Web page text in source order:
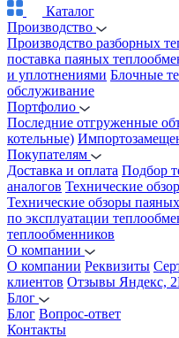
Каталог
Производство
Производство разборных
поставка паяных
и уплотнениями Блочные
обслуживание
Портфолио
Последние отгруженные
котельные)
Покупателям
Доставка и оплата Подбор
аналогов Технические
Технические обзоры
по эксплуатации
теплообменников
О компании
О компании Реквизиты
клиентов Отзывы Яндекс,
Блог
Блог Вопрос-ответ
Контакты